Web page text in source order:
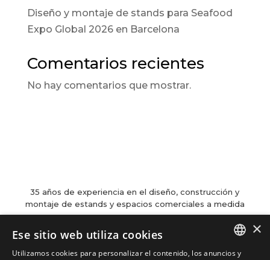
Diseño y montaje de stands para Seafood
Expo Global 2026 en Barcelona
Comentarios recientes
No hay comentarios que mostrar.
35 años de experiencia en el diseño, construcción y
montaje de estands y espacios comerciales a medida
Contacto
 Carrer de Martí l’Humà, 4-6-8, Local 7-B,
×
Ese sitio web utiliza cookies
Utilizamos cookies para personalizar el contenido, los anuncios y